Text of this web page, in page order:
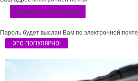
Пароль будет выслан Вам по электронной почте.
ЭТО ПОПУЛЯРНО!